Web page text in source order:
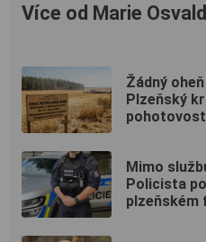
Více od Marie
Žádný
Plzeňský
pohotovost
Mimo
Policista
plzeňském